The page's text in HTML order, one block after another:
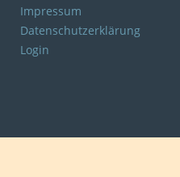
Impressum
Datenschutzerklärung
Login